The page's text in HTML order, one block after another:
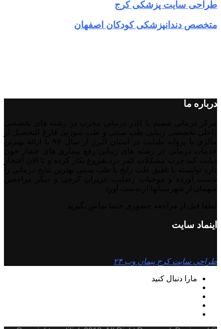
طراحی سایت پزشکی کرج
متخصص دندانپزشکی کودکان اصفهان
درباره ما
اینماد سایت
طراحی سایت کرج پیمان وب ۲۴
مارا دنبال کنید